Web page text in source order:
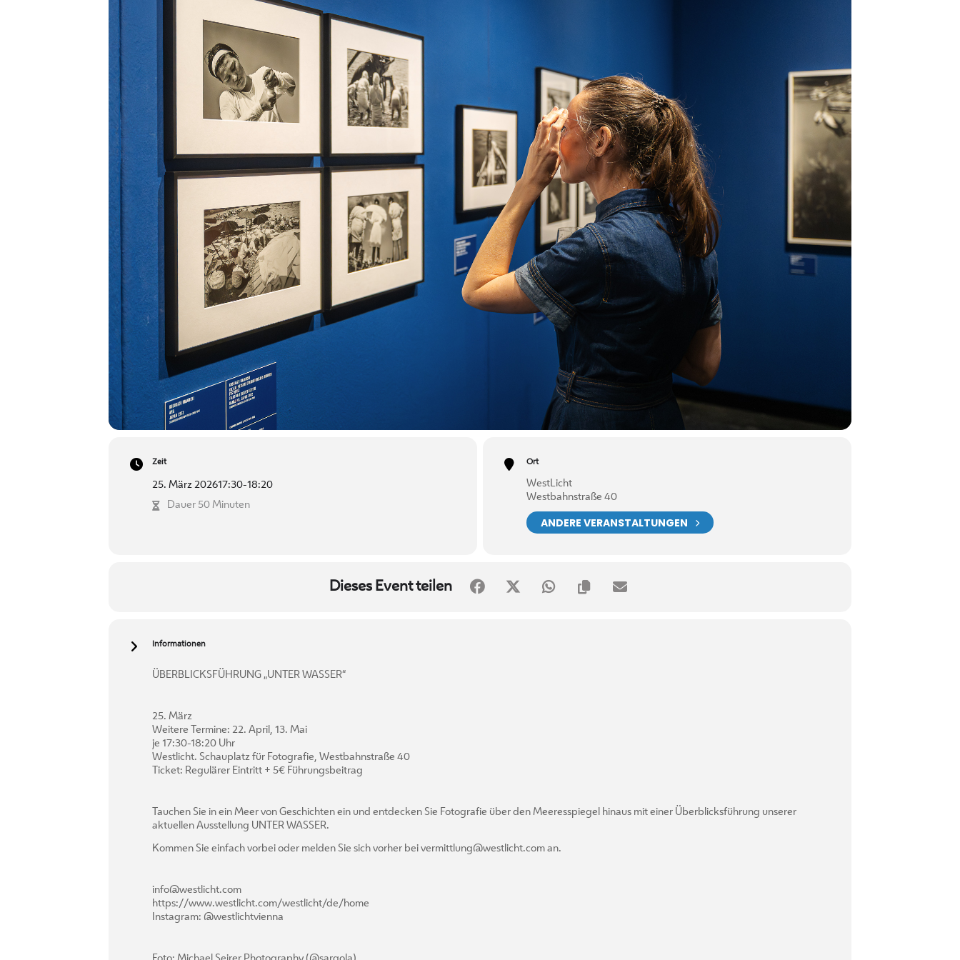
Zeit
25. März 202617:30-18:20
Dauer 50 Minuten
Ort
WestLicht
Westbahnstraße 40
ANDERE VERANSTALTUNGEN
Dieses Event teilen
Informationen
ÜBERBLICKSFÜHRUNG „UNTER WASSER“
25. März
Weitere Termine: 22. April, 13. Mai
je 17:30-18:20 Uhr
Westlicht. Schauplatz für Fotografie, Westbahnstraße 40
Ticket: Regulärer Eintritt + 5€ Führungsbeitrag
Tauchen Sie in ein Meer von Geschichten ein und entdecken Sie Fotografie über den Meeresspiegel hinaus mit einer Überblicksführung unserer
aktuellen Ausstellung UNTER WASSER.
Kommen Sie einfach vorbei oder melden Sie sich vorher bei vermittlung@westlicht.com an.
info@westlicht.com
https://www.westlicht.com/westlicht/de/home
Instagram: @westlichtvienna